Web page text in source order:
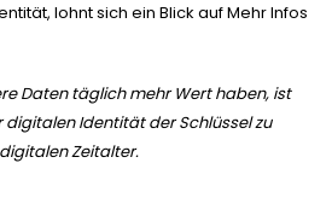
lohnt sich ein Blick auf Mehr Infos
Daten täglich mehr Wert haben, ist
digitalen Identität der Schlüssel zu
Zeitalter.